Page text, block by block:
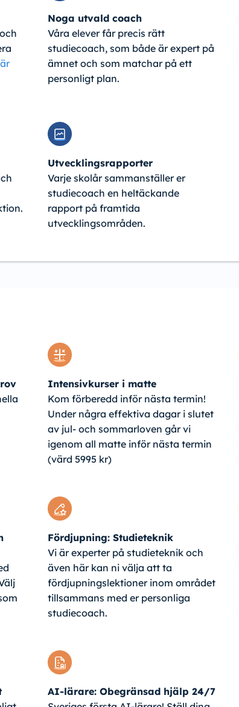
Noga utvald coach
Våra elever får precis rätt
studiecoach, som både är expert på
ämnet och som matchar på ett
personligt plan.
Utvecklingsrapporter
Varje skolår sammanställer er
studiecoach en heltäckande
rapport på framtida
utvecklingsområden.
Intensivkurser i matte
Kom förberedd inför nästa termin!
Under några effektiva dagar i slutet
av jul- och sommarloven går vi
igenom all matte inför nästa termin
(värd 5995 kr)
Fördjupning: Studieteknik
Vi är experter på studieteknik och
även här kan ni välja att ta
fördjupningslektioner inom området
tillsammans med er personliga
studiecoach.
AI-lärare: Obegränsad hjälp 24/7